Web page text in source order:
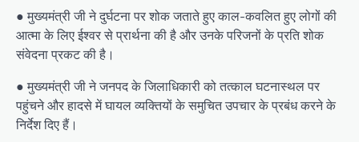
● मुख्यमंत्री जी ने दुर्घटना पर शोक जताते हुए काल-कवलित हुए लोगों की
आत्मा के लिए ईश्वर से प्रार्थना की है और उनके परिजनों के प्रति शोक
संवेदना प्रकट की है।
● मुख्यमंत्री जी ने जनपद के जिलाधिकारी को तत्काल घटनास्थल पर
पहुंचने और हादसे में घायल व्यक्तियों के समुचित उपचार के प्रबंध करने के
निर्देश दिए हैं।